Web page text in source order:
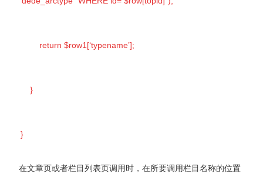
return $row1[‘typename’];
}
}
在文章页或者栏目列表页调用时，在所要调用栏目名称的位置